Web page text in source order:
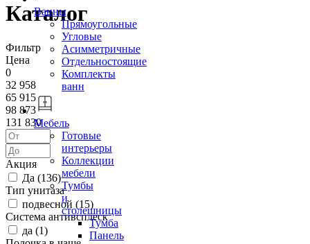
Ванны
Прямоугольные
Угловые
Асимметричные
Отдельностоящие
Комплекты
ванн
Мебель
Готовые
интерьеры
Коллекции
мебели
Тумбы
и
столешницы
Тумба
Панель
Каталог
Фильтр
Цена
0
32 958
65 915
98 873
131 830
Акция
Да (136)
Тип унитаза
подвесной (15)
Система антивсплеск
да (1)